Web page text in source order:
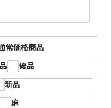
常価格商品
優品
新品
麻